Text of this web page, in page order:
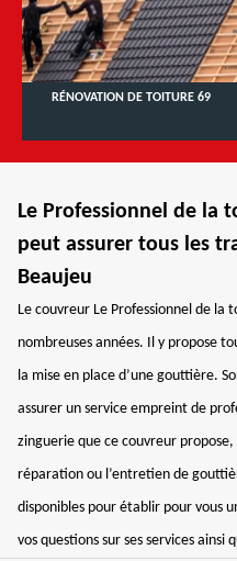
RÉNOVATION DE TOITURE 69
Le Professionnel de la
peut assurer tous les
Beaujeu
Le couvreur Le Professionnel de la
nombreuses années. Il y propose
la mise en place d’une gouttière.
assurer un service empreint de
zinguerie que ce couvreur
réparation ou l’entretien de
disponibles pour établir pour vous
vos questions sur ses services ainsi